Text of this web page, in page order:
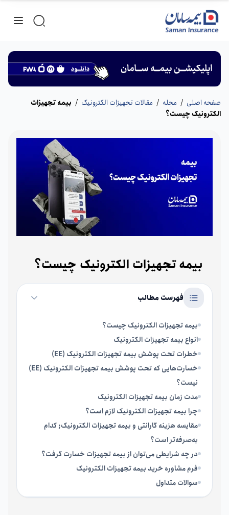
صفحه اصلی / مجله / مقالات تجهیزات الکترونیک / بیمه تجهیزات
الکترونیک چیست؟
بیمه تجهیزات الکترونیک چیست؟
فهرست مطالب
بیمه تجهیزات الکترونیک چیست؟
انواع بیمه تجهیزات الکترونیک
خطرات تحت پوشش بیمه تجهیزات الکترونیک (EE)
خسارت‌هایی که تحت پوشش بیمه تجهیزات الکترونیک (EE)
نیست؟
مدت زمان بیمه تجهیزات الکترونیک
چرا بیمه تجهیزات الکترونیک لازم است؟
مقایسه هزینه گارانتی و بیمه‌ تجهیزات الکترونیک; کدام
به‌صرفه‌تر است؟
در چه شرایطی می‌توان از بیمه تجهیزات خسارت گرفت؟
فرم مشاوره خرید بیمه تجهیزات الکترونیک
سوالات متداول